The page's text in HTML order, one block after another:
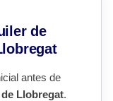
de
antes de
Llobregat.